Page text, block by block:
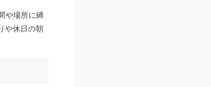
や場所に縛
や休日の朝